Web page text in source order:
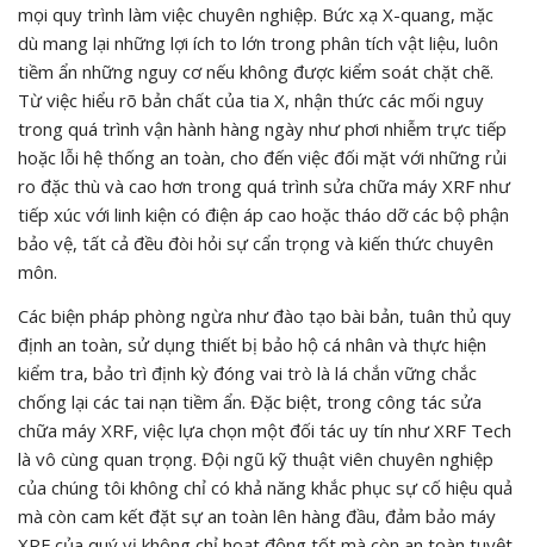
mọi quy trình làm việc chuyên nghiệp. Bức xạ X-quang, mặc
dù mang lại những lợi ích to lớn trong phân tích vật liệu, luôn
tiềm ẩn những nguy cơ nếu không được kiểm soát chặt chẽ.
Từ việc hiểu rõ bản chất của tia X, nhận thức các mối nguy
trong quá trình vận hành hàng ngày như phơi nhiễm trực tiếp
hoặc lỗi hệ thống an toàn, cho đến việc đối mặt với những rủi
ro đặc thù và cao hơn trong quá trình sửa chữa máy XRF như
tiếp xúc với linh kiện có điện áp cao hoặc tháo dỡ các bộ phận
bảo vệ, tất cả đều đòi hỏi sự cẩn trọng và kiến thức chuyên
môn.
Các biện pháp phòng ngừa như đào tạo bài bản, tuân thủ quy
định an toàn, sử dụng thiết bị bảo hộ cá nhân và thực hiện
kiểm tra, bảo trì định kỳ đóng vai trò là lá chắn vững chắc
chống lại các tai nạn tiềm ẩn. Đặc biệt, trong công tác sửa
chữa máy XRF, việc lựa chọn một đối tác uy tín như XRF Tech
là vô cùng quan trọng. Đội ngũ kỹ thuật viên chuyên nghiệp
của chúng tôi không chỉ có khả năng khắc phục sự cố hiệu quả
mà còn cam kết đặt sự an toàn lên hàng đầu, đảm bảo máy